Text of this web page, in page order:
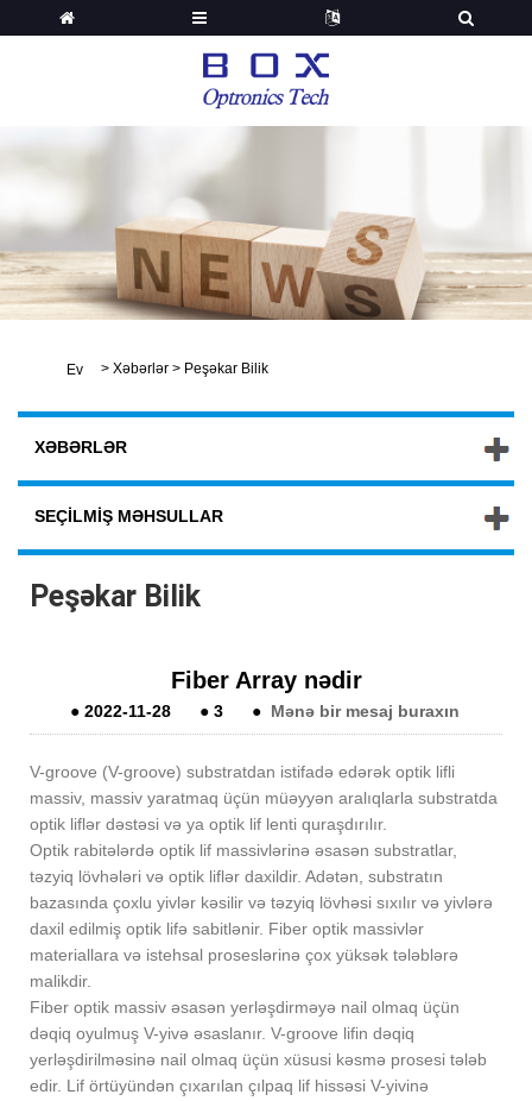
Ev > Xəbərlər > Peşəkar Bilik
XƏBƏRLƏR
SEÇILMIŞ MƏHSULLAR
Peşəkar Bilik
Fiber Array nədir
●2022-11-28 ●3 ● Mənə bir mesaj buraxın
V-groove (V-groove) substratdan istifadə edərək optik lifli
massiv, massiv yaratmaq üçün müəyyən aralıqlarla substratda
optik liflər dəstəsi və ya optik lif lenti quraşdırılır.
Optik rabitələrdə optik lif massivlərinə əsasən substratlar,
təzyiq lövhələri və optik liflər daxildir. Adətən, substratın
bazasında çoxlu yivlər kəsilir və təzyiq lövhəsi sıxılır və yivlərə
daxil edilmiş optik lifə sabitlənir. Fiber optik massivlər
materiallara və istehsal proseslərinə çox yüksək tələblərə
malikdir.
Fiber optik massiv əsasən yerləşdirməyə nail olmaq üçün
dəqiq oyulmuş V-yivə əsaslanır. V-groove lifin dəqiq
yerləşdirilməsinə nail olmaq üçün xüsusi kəsmə prosesi tələb
edir. Lif örtüyündən çıxarılan çılpaq lif hissəsi V-yivinə